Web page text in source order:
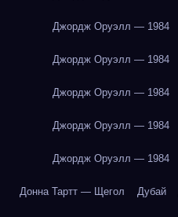
Джордж Оруэлл — 1984
Джордж Оруэлл — 1984
Джордж Оруэлл — 1984
Джордж Оруэлл — 1984
Джордж Оруэлл — 1984
Донна Тартт — Щегол Дубай